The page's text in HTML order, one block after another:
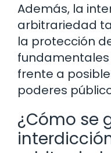
Además, la
arbitrariedad
la protección
frente a
poderes
¿Cómo se